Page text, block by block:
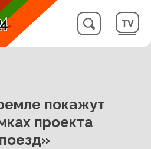
покажут
проекта